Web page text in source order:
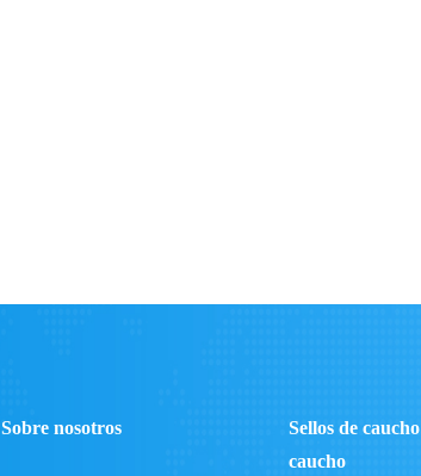
Sobre nosotros
Sellos de caucho
caucho